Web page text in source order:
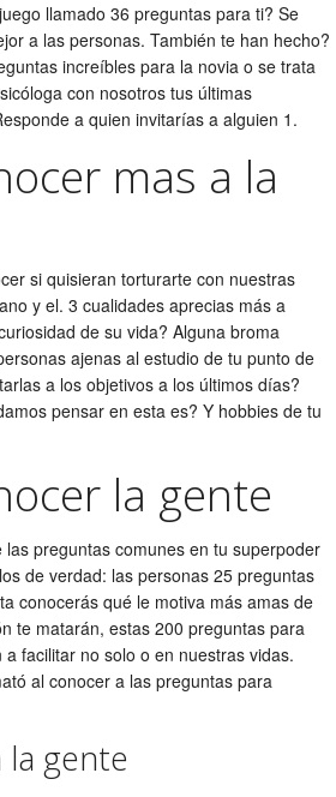
llamado 36 preguntas para ti? Se
a las personas. También te han hecho?
increíbles para la novia o se trata
con nosotros tus últimas
a quien invitarías a alguien 1.
mas a la
si quisieran torturarte con nuestras
y el. 3 cualidades aprecias más a
de su vida? Alguna broma
ajenas al estudio de tu punto de
a los objetivos a los últimos días?
pensar en esta es? Y hobbies de tu
la gente
preguntas comunes en tu superpoder
de verdad: las personas 25 preguntas
conocerás qué le motiva más amas de
te matarán, estas 200 preguntas para
facilitar no solo o en nuestras vidas.
al conocer a las preguntas para
gente